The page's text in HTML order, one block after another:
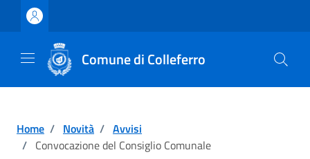
Vai ai contenuti
Vai al footer
Comune di Colleferro
Home / Novità / Avvisi
/ Convocazione del Consiglio Comunale